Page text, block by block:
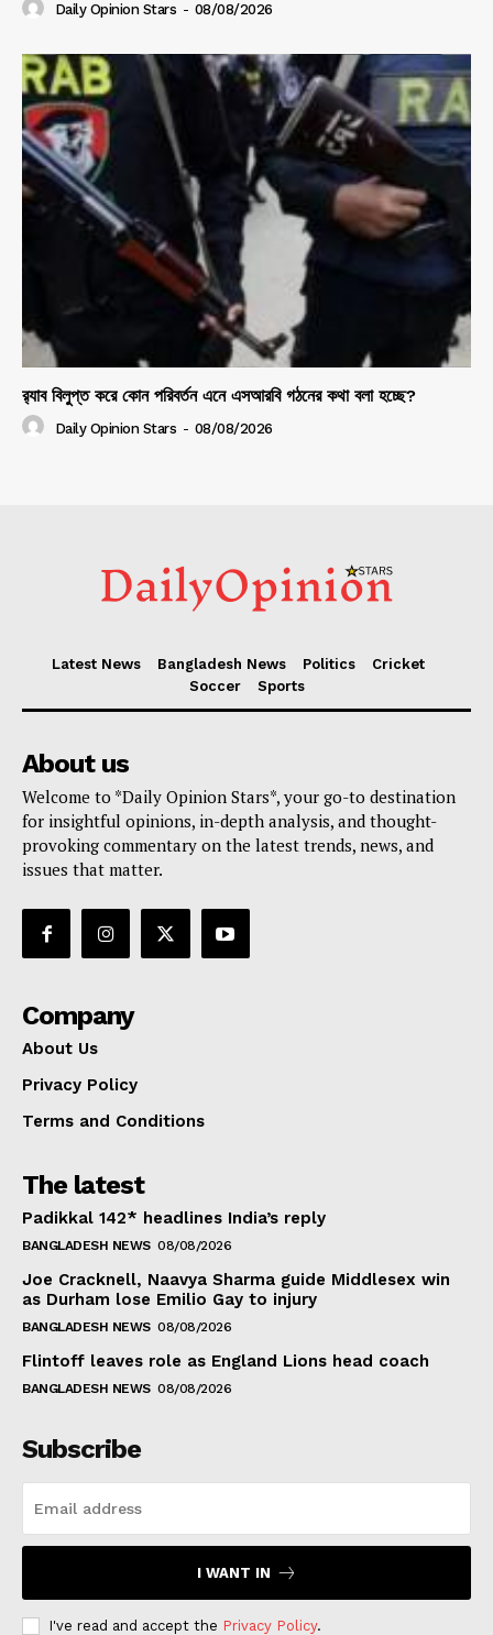
Daily Opinion Stars - 08/08/2026
র‍্যাব বিলুপ্ত করে কোন পরিবর্তন এনে এসআরবি গঠনের কথা বলা হচ্ছে?
Daily Opinion Stars - 08/08/2026
Latest News Bangladesh News Politics
Cricket
Soccer
Sports
About us
Welcome to *Daily Opinion Stars*, your go-to destination
for insightful opinions, in-depth analysis, and thought-
provoking commentary on the latest trends, news, and
issues that matter.
Company
About Us
Privacy Policy
Terms and Conditions
The latest
Padikkal 142* headlines India’s reply
BANGLADESH NEWS 08/08/2026
Joe Cracknell, Naavya Sharma guide Middlesex win
as Durham lose Emilio Gay to injury
BANGLADESH NEWS 08/08/2026
Flintoff leaves role as England Lions head coach
BANGLADESH NEWS 08/08/2026
Subscribe
I WANT IN
I've read and accept the Privacy Policy.